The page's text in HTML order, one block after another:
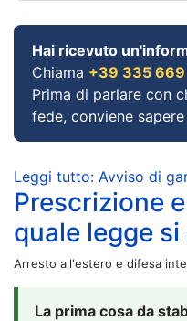
Hai ricevuto
Chiama +39 335
Prima di parlare con
fede, conviene
Leggi tutto: Avviso di
Prescrizione
quale legge
Arresto all'estero e difesa
La prima cosa da